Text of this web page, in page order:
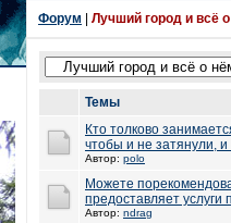
Форум Лучший город и всё
Темы
Кто толково
чтобы и не затянули,
Автор: polo
Можете
предоставляет
Автор: ndrag